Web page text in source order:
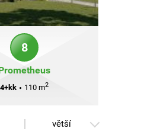
8
4+kk • 110 m2
větší